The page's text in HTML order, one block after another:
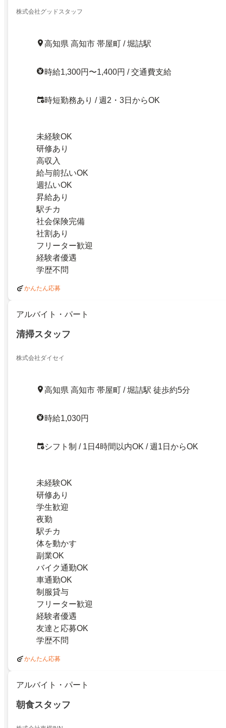
株式会社グッドスタッフ
高知県 高知市 帯屋町 / 堀詰駅
時給1,300円〜1,400円 / 交通費支給
時短勤務あり / 週2・3日からOK
未経験OK
研修あり
高収入
給与前払いOK
週払いOK
昇給あり
駅チカ
社会保険完備
社割あり
フリーター歓迎
経験者優遇
学歴不問
かんたん応募
アルバイト・パート
清掃スタッフ
株式会社ダイセイ
高知県 高知市 帯屋町 / 堀詰駅 徒歩約5分
時給1,030円
シフト制 / 1日4時間以内OK / 週1日からOK
未経験OK
研修あり
学生歓迎
夜勤
駅チカ
体を動かす
副業OK
バイク通勤OK
車通勤OK
制服貸与
フリーター歓迎
経験者優遇
友達と応募OK
学歴不問
かんたん応募
アルバイト・パート
朝食スタッフ